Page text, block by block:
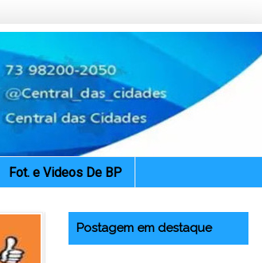
Fot. e Videos De BP
Postagem em destaque